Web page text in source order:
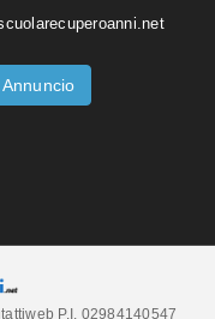
P.I. 02984140547